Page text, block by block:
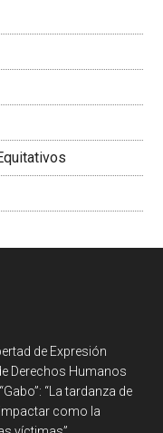
de Expresión
Derechos Humanos
“La tardanza de
como la